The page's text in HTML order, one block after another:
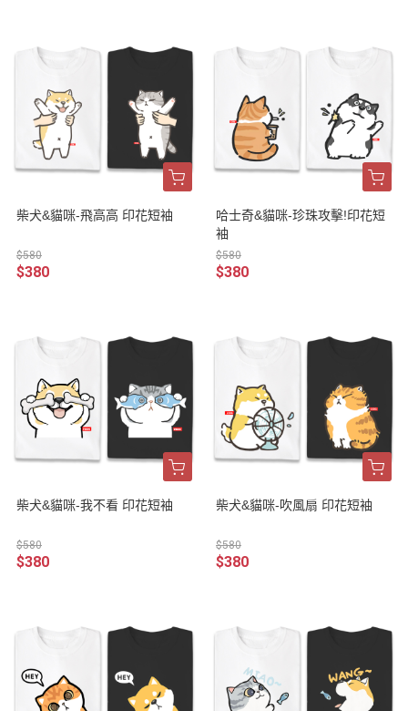
柴犬&貓咪-飛高高 印花短袖
$580
$380
哈士奇&貓咪-珍珠攻擊!印花短
袖
$580
$380
柴犬&貓咪-我不看 印花短袖
$580
$380
柴犬&貓咪-吹風扇 印花短袖
$580
$380